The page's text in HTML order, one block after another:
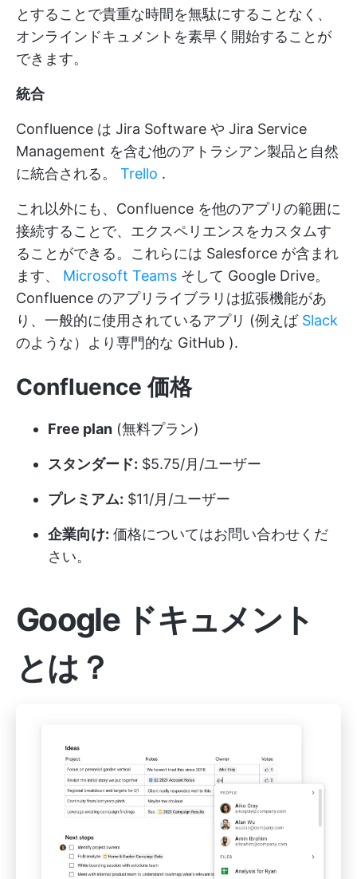
とすることで貴重な時間を無駄にすることなく、
オンラインドキュメントを素早く開始することが
できます。
統合
Confluence は Jira Software や Jira Service
Management を含む他のアトラシアン製品と自然
に統合される。 Trello .
これ以外にも、Confluence を他のアプリの範囲に
接続することで、エクスペリエンスをカスタムす
ることができる。これらには Salesforce が含まれ
ます、 Microsoft Teams そして Google Drive。
Confluence のアプリライブラリは拡張機能があ
り、一般的に使用されているアプリ (例えば Slack
のような）より専門的な GitHub ).
Confluence 価格
Free plan (無料プラン)
スタンダード: $5.75/月/ユーザー
プレミアム: $11/月/ユーザー
企業向け: 価格についてはお問い合わせくだ
さい。
Google ドキュメント
とは？